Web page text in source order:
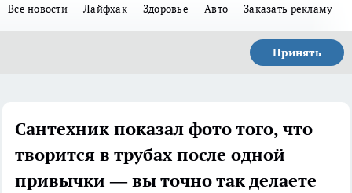
Все новости Лайфхак Здоровье Авто Заказать рекламу
Принять
Сантехник показал фото того, что
творится в трубах после одной
привычки — вы точно так делаете